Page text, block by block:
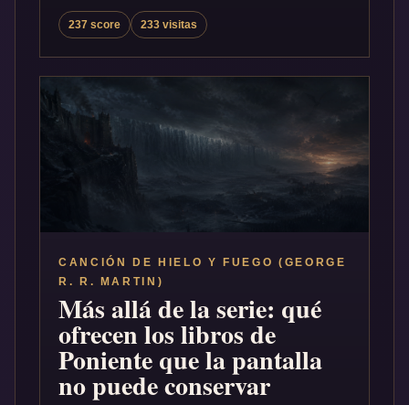
237 score 233 visitas
CANCIÓN DE HIELO Y FUEGO (GEORGE
R. R. MARTIN)
Más allá de la serie: qué
ofrecen los libros de
Poniente que la pantalla
no puede conservar